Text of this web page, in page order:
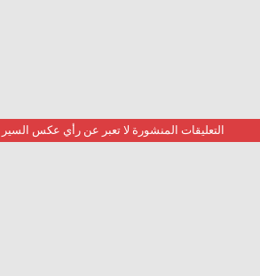
التعليقات المنشورة لا تعبر عن رأي عكس